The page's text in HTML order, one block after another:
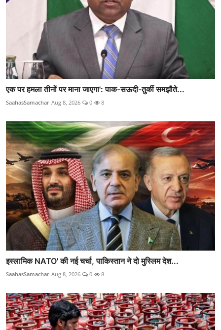
एक पर हमला तीनों पर माना जाएगा': पाक-सऊदी-तुर्की समझौते...
SaahasSamachar Aug 8, 2026 0 8
इस्लामिक NATO' की नई चर्चा, पाकिस्तान ने दो मुस्लिम देश...
SaahasSamachar Aug 8, 2026 0 8